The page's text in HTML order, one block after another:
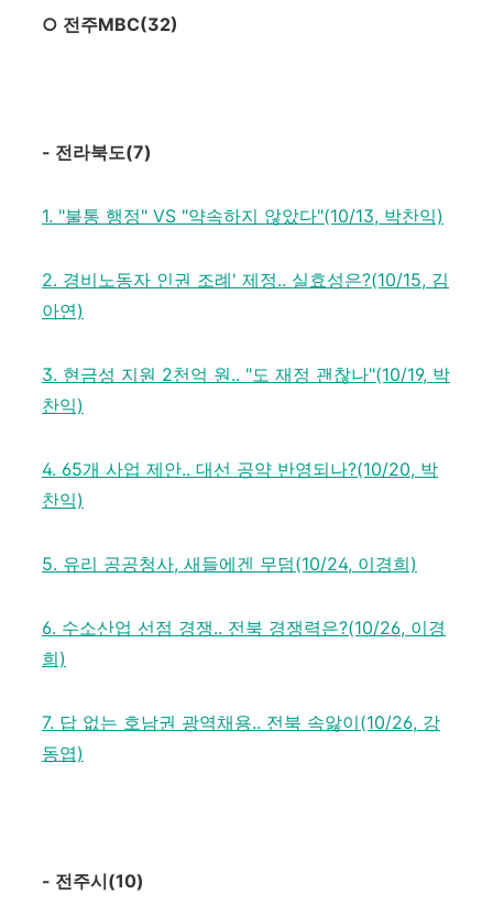
○ 전주MBC(32)
- 전라북도(7)
1. "불통 행정" VS "약속하지 않았다"(10/13, 박찬익)
2. 경비노동자 인권 조례' 제정.. 실효성은?(10/15, 김
아연)
3. 현금성 지원 2천억 원.. "도 재정 괜찮나"(10/19, 박
찬익)
4. 65개 사업 제안.. 대선 공약 반영되나?(10/20, 박
찬익)
5. 유리 공공청사, 새들에겐 무덤(10/24, 이경희)
6. 수소산업 선점 경쟁.. 전북 경쟁력은?(10/26, 이경
희)
7. 답 없는 호남권 광역채용.. 전북 속앓이(10/26, 강
동엽)
- 전주시(10)